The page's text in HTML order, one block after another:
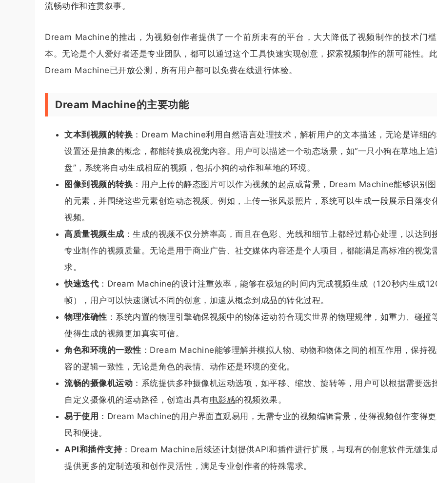
流畅动作和连贯叙事。
Dream Machine的推出，为视频创作者提供了一个前所未有的平台，大大降低了视频制作的技术门
本。无论是个人爱好者还是专业团队，都可以通过这个工具快速实现创意，探索视频制作的新可能性。此
Dream Machine已开放公测，所有用户都可以免费在线进行体验。
Dream Machine的主要功能
文本到视频的转换 ：Dream Machine利用自然语言处理技术，解析用户的文本描述，无论是详细
设置还是抽象的概念，都能转换成视觉内容。用户可以描述一个动态场景，如“一只小狗在草地上追
盘”，系统将自动生成相应的视频，包括小狗的动作和草地的环境。
图像到视频的转换 ：用户上传的静态图片可以作为视频的起点或背景，Dream Machine能够识别图
的元素，并围绕这些元素创造动态视频。例如，上传一张风景照片，系统可以生成一段展示日落变
视频。
高质量视频生成 ：生成的视频不仅分辨率高，而且在色彩、光线和细节上都经过精心处理，以达到
专业制作的视频质量。无论是用于商业广告、社交媒体内容还是个人项目，都能满足高标准的视觉
求。
快速迭代 ：Dream Machine的设计注重效率，能够在极短的时间内完成视频生成（120秒内生成
帧），用户可以快速测试不同的创意，加速从概念到成品的转化过程。
物理准确性 ：系统内置的物理引擎确保视频中的物体运动符合现实世界的物理规律，如重力、碰撞
使得生成的视频更加真实可信。
角色和环境的一致性 ：Dream Machine能够理解并模拟人物、动物和物体之间的相互作用，保持
容的逻辑一致性，无论是角色的表情、动作还是环境的变化。
流畅的摄像机运动 ：系统提供多种摄像机运动选项，如平移、缩放、旋转等，用户可以根据需要选
自定义摄像机的运动路径，创造出具有电影感的视频效果。
易于使用 ：Dream Machine的用户界面直观易用，无需专业的视频编辑背景，使得视频创作变得
民和便捷。
API和插件支持：Dream Machine后续还计划提供API和插件进行扩展，与现有的创意软件无缝集
提供更多的定制选项和创作灵活性，满足专业创作者的特殊需求。